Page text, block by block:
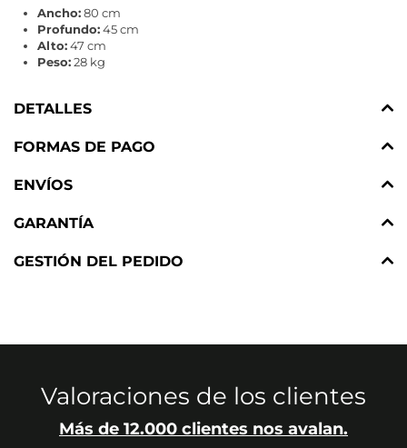
Ancho:80 cm
Profundo:45 cm
Alto:47 cm
Peso:28 kg
DETALLES
FORMAS DE PAGO
ENVÍOS
GARANTÍA
GESTIÓN DEL PEDIDO
Valoraciones de los clientes
Más de 12.000 clientes nos avalan.